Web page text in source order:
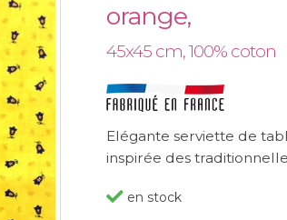
orange,
45x45 cm, 100% coton
Elégante serviette de
inspirée des
en stock